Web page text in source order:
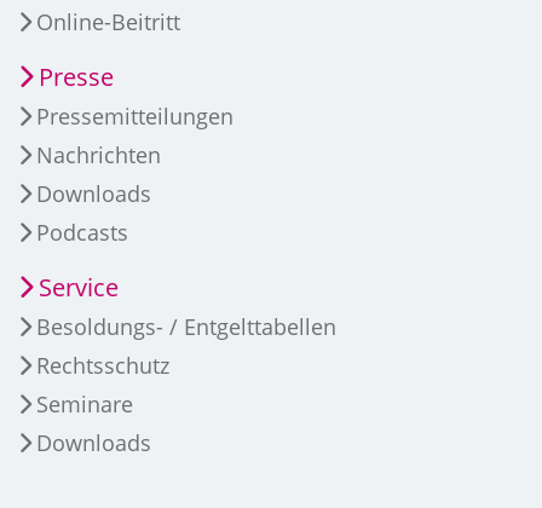
Online-Beitritt
Presse
Pressemitteilungen
Nachrichten
Downloads
Podcasts
Service
Besoldungs- / Entgelttabellen
Rechtsschutz
Seminare
Downloads